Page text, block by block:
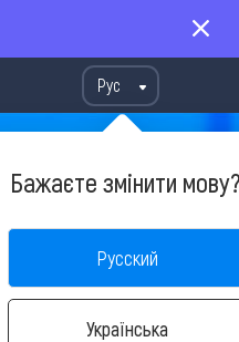
Рус
Бажаєте змінити
Русский
Українська
подборе тура